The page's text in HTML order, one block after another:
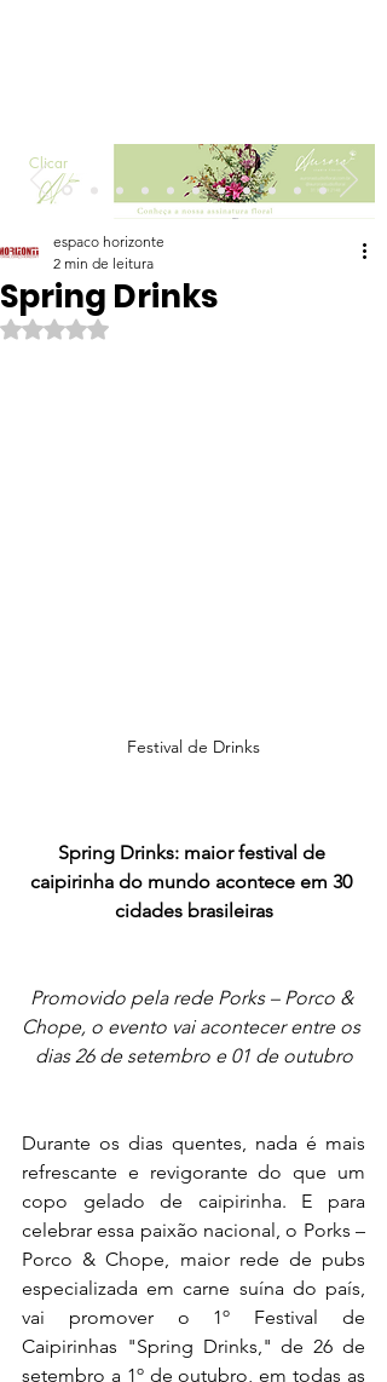
Clicar
Spring Drinks
espaco horizonte
2 min de leitura
Avaliado com NaN de 5 estrelas.
Festival de Drinks
Spring Drinks: maior festival de
caipirinha do mundo acontece em 30
cidades brasileiras
Promovido pela rede Porks – Porco &
Chope, o evento vai acontecer entre os
dias 26 de setembro e 01 de outubro
Durante os dias quentes, nada é mais
refrescante e revigorante do que um
copo gelado de caipirinha. E para
celebrar essa paixão nacional, o Porks –
Porco & Chope, maior rede de pubs
especializada em carne suína do país,
vai promover o 1º Festival de
Caipirinhas "Spring Drinks," de 26 de
setembro a 1º de outubro, em todas as